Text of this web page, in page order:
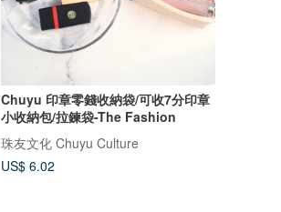
Chuyu 印章零錢收納袋/可收7分印章
小收納包/拉鍊袋-The Fashion
珠友文化 Chuyu Culture
US$ 6.02